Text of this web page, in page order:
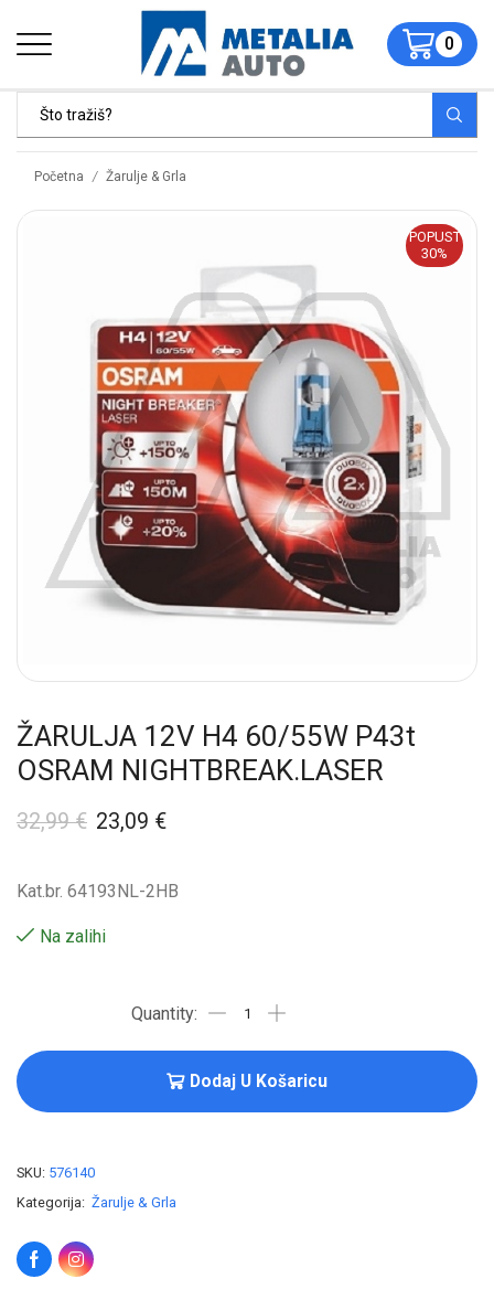
0
Početna / Žarulje & Grla
POPUST
30%
ŽARULJA 12V H4 60/55W P43t
OSRAM NIGHTBREAK.LASER
32,99€ 23,09 €
Kat.br. 64193NL-2HB
Na zalihi
Dodaj U Košaricu
SKU: 576140
Kategorija: Žarulje & Grla